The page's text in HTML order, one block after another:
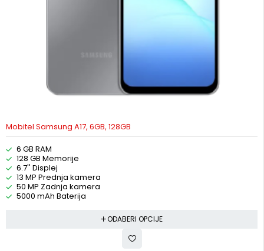
Mobitel Samsung A17, 6GB, 128GB
6 GB RAM
128 GB Memorije
6.7'' Displej
13 MP Prednja kamera
50 MP Zadnja kamera
5000 mAh Baterija
ODABERI OPCIJE